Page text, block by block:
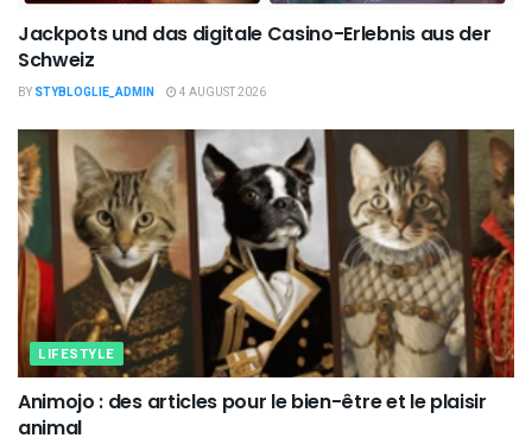
Jackpots und das digitale Casino-Erlebnis aus der
Schweiz
BY STYBLOGLIE_ADMIN 4 AUGUST 2026
LIFESTYLE
Animojo : des articles pour le bien-être et le plaisir
animal